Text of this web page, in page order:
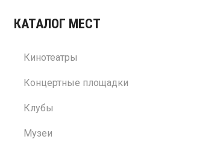
КАТАЛОГ МЕСТ
Кинотеатры
Концертные площадки
Клубы
Музеи